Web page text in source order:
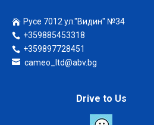
Русе 7012 ул."Видин" №34
+359885453318
+359897728451
cameo_ltd@abv.bg
Drive to Us